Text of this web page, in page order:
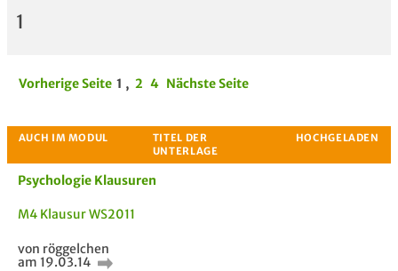
1
Vorherige Seite 1 , 2 4 Nächste Seite
Psychologie Klausuren
M4 Klausur WS2011
von röggelchen
am 19.03.14